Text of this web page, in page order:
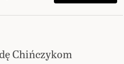
Chińczykom